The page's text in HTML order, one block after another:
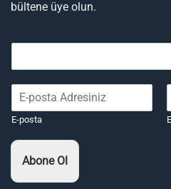
bültene üye olun.
E-posta
Abone Ol